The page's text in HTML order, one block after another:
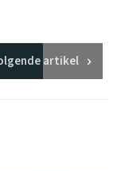
artikel